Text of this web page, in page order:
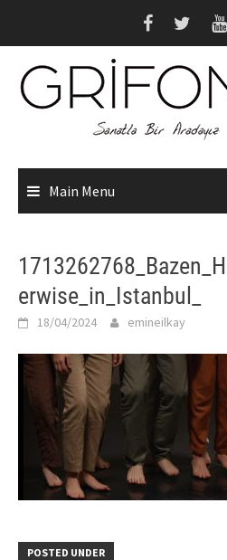
Main Menu
erwise_in_Istanbul_
18/04/2024 emineilkay
POSTED UNDER